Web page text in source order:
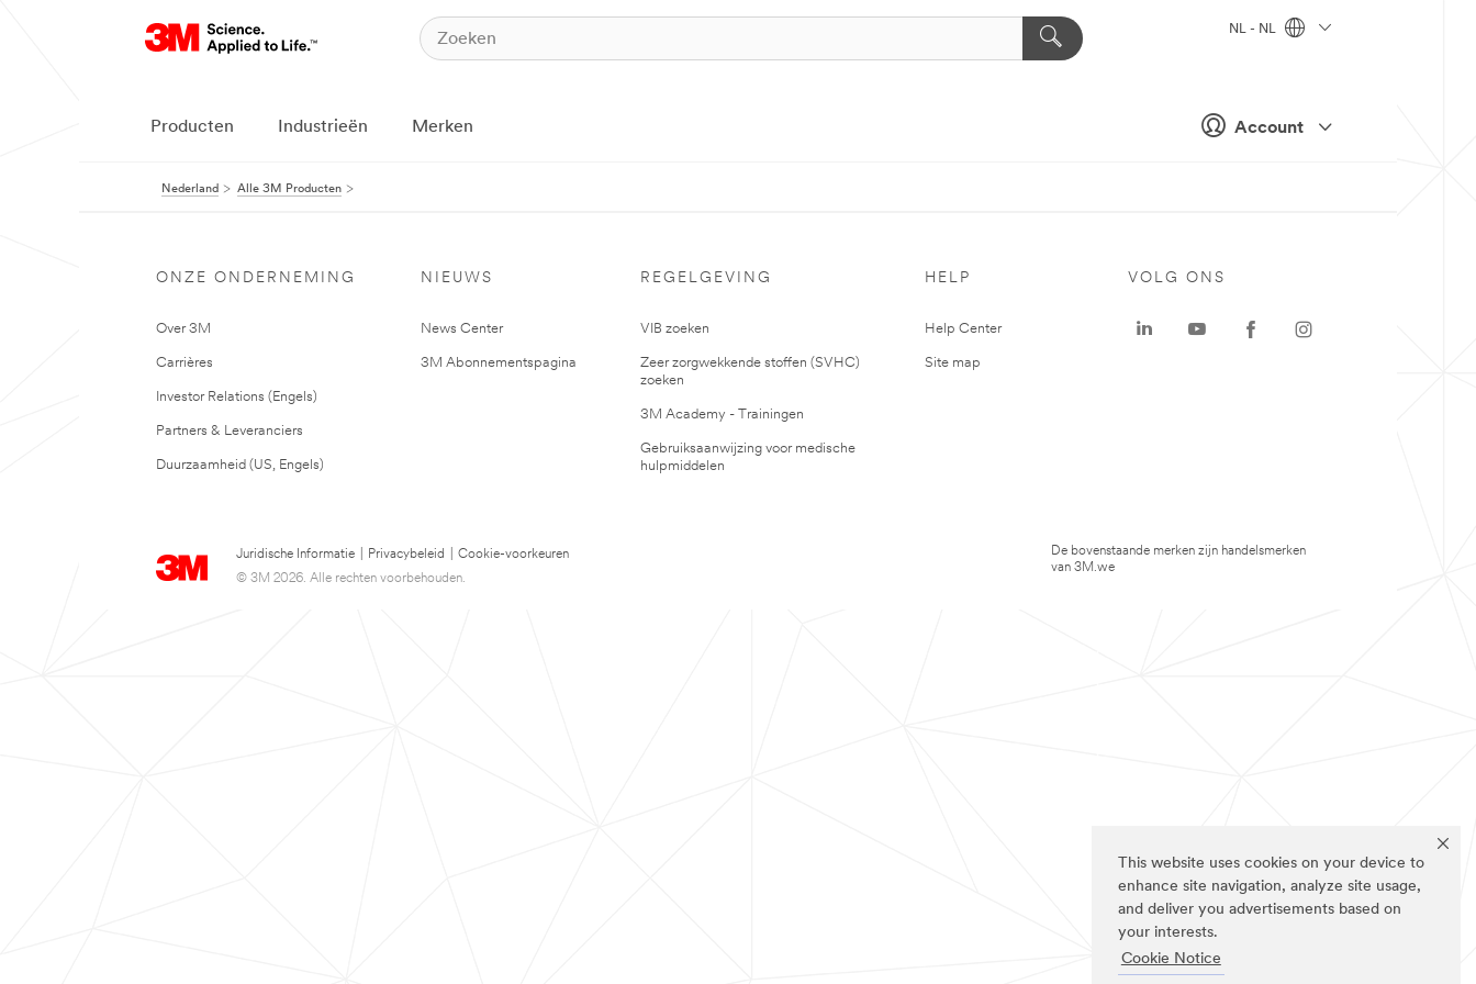
This website uses cookies on your device to
enhance site navigation, analyze site usage,
and deliver you advertisements based on
your interests.
Cookie Notice
Account
NL - NL
Producten Industrieën Merken
Nederland Alle 3M Producten
ONZE ONDERNEMING
Over 3M
Carrières
Investor Relations (Engels)
Partners & Leveranciers
Duurzaamheid (US, Engels)
NIEUWS
News Center
3M Abonnementspagina
REGELGEVING
VIB zoeken
Zeer zorgwekkende stoffen (SVHC)
zoeken
3M Academy - Trainingen
Gebruiksaanwijzing voor medische
hulpmiddelen
HELP
Help Center
Site map
Juridische Informatie Privacybeleid
Cookie-voorkeuren
© 3M 2026. Alle rechten voorbehouden.
VOLG ONS
De bovenstaande merken zijn handelsmerken
van 3M.we